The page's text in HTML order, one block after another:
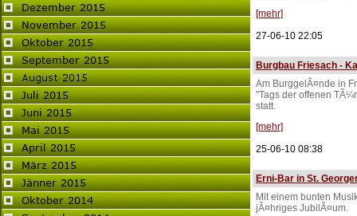
[mehr]
27-06-10 22:05
Burgbau Friesach -
Am BurggelÃ¤nde in
"Tags der offenen
statt.
[mehr]
25-06-10 08:38
Erni-Bar in St.
Mit einem bunten
jÃ¤hriges JubilÃ¤um.